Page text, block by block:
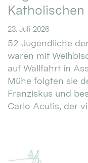
23. Juli 2026
52 Jugendliche
waren mit
auf Wallfahrt in
Mühe folgten sie
Franziskus und
Carlo Acutis, der